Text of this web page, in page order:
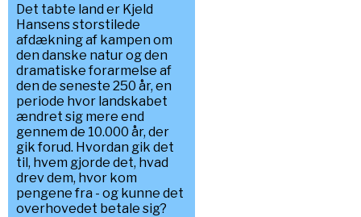
Det tabte land er Kjeld
Hansens storstilede
afdækning af kampen om
den danske natur og den
dramatiske forarmelse af
den de seneste 250 år, en
periode hvor landskabet
ændret sig mere end
gennem de 10.000 år, der
gik forud. Hvordan gik det
til, hvem gjorde det, hvad
drev dem, hvor kom
pengene fra - og kunne det
overhovedet betale sig?